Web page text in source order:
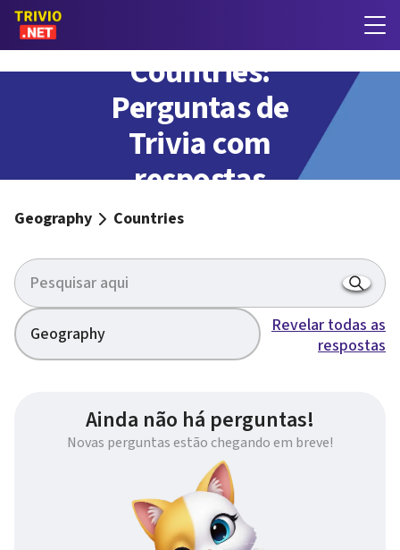
Countries:
Perguntas de
Trivia com
respostas
Geography Countries
Geography
Revelar todas as
respostas
Ainda não há perguntas!
Novas perguntas estão chegando em breve!